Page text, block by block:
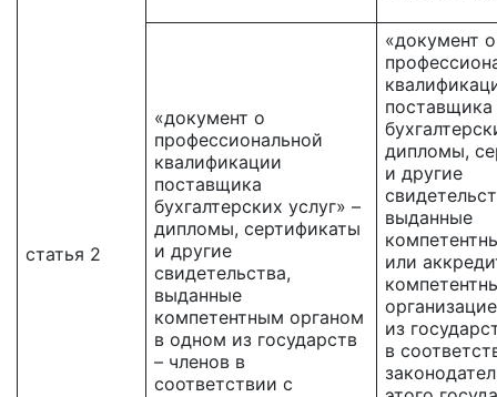
статья 2
«документ о
профессиональной
квалификации
поставщика
бухгалтерских услуг» –
дипломы, сертификаты
и другие
свидетельства,
выданные
компетентным органом
в одном из государств
– членов в
соответствии с
«документ о
поставщика
дипломы,
и другие
выданные
или
из
в